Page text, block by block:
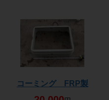
コーミング FRP製